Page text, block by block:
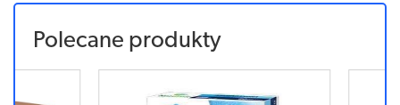
Polecane produkty